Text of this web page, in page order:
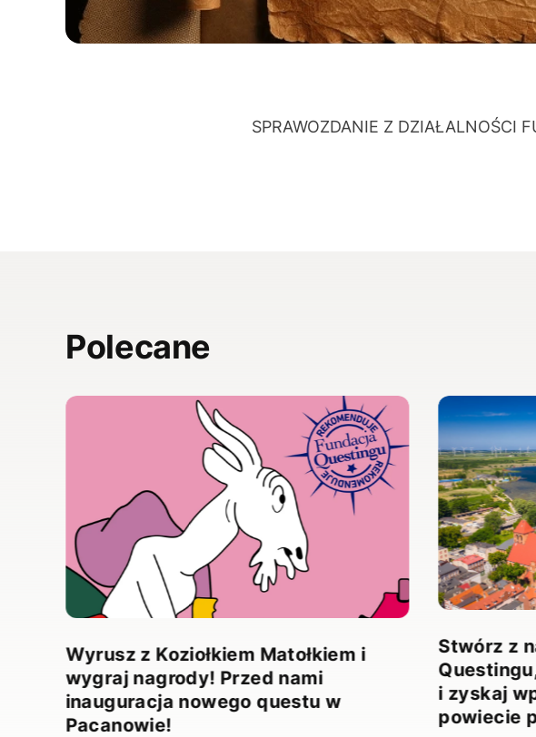
SPRAWOZDANIE Z DZIAŁALNOŚCI
Polecane
Wyrusz z Koziołkiem Matołkiem i
wygraj nagrody! Przed nami
inauguracja nowego questu w
Pacanowie!
Stwórz z
i zyskaj
powiecie